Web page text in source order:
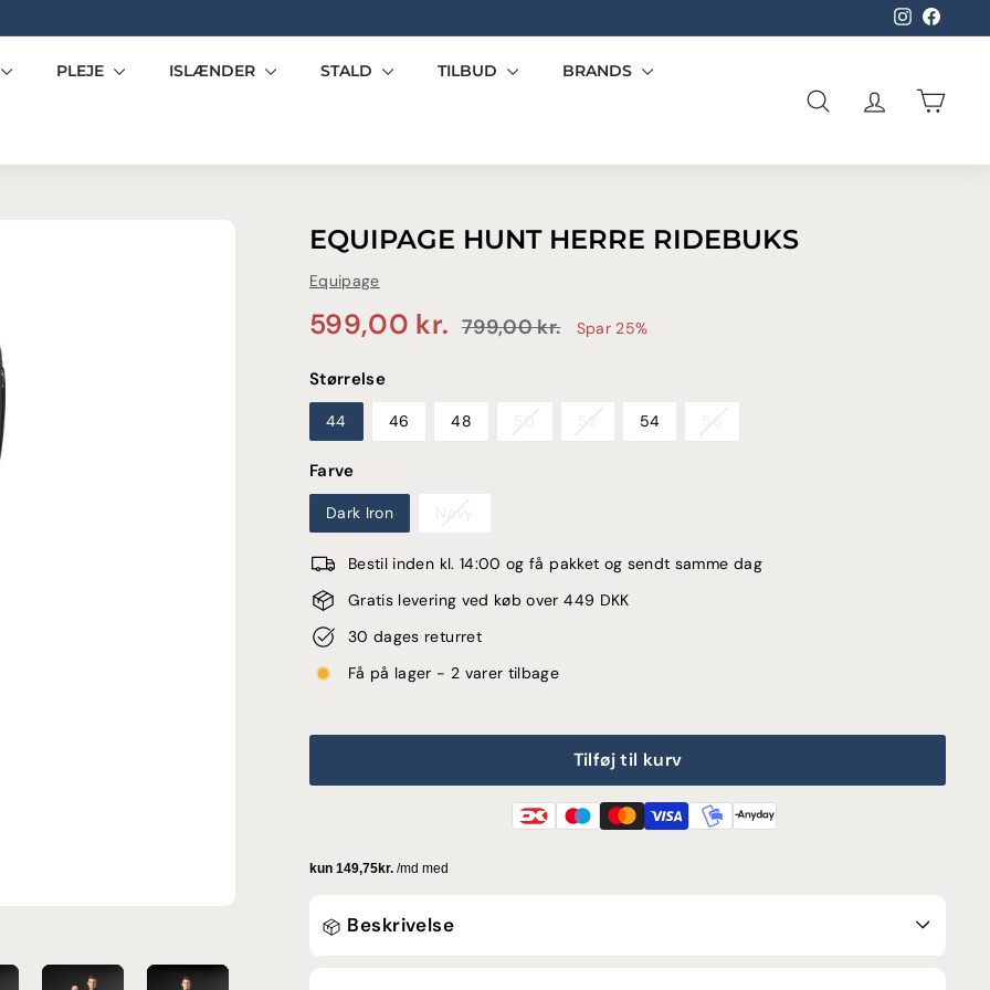
Pause
slideshow
Instagram
PLEJE ISLÆNDER STALD TILBUD
BRANDS
SØG
KONTOKURV
EQUIPAGE HUNT HERRE RIDEBUKS
Equipage
Normalpris
Udsalgspris
599,00 kr. 599,00
799,00 kr.799,00
Spar 25%
Størrelse
44 46 48 54
Farve
Dark Iron
Bestil inden kl. 14:00 og få pakket og sendt samme dag
Gratis levering ved køb over 449 DKK
30 dages returret
Få på lager - 2 varer tilbage
Tilføj til kurv
Beskrivelse